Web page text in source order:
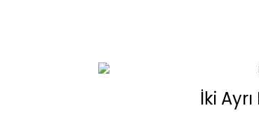
İki